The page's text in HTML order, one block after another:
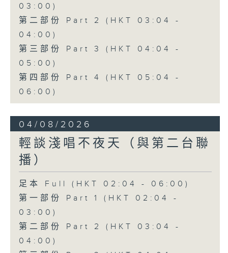
03:00)
第二部份 Part 2 (HKT 03:04 -
04:00)
第三部份 Part 3 (HKT 04:04 -
05:00)
第四部份 Part 4 (HKT 05:04 -
06:00)
04/08/2026
輕談淺唱不夜天（與第二台聯
播）
足本 Full (HKT 02:04 - 06:00)
第一部份 Part 1 (HKT 02:04 -
03:00)
第二部份 Part 2 (HKT 03:04 -
04:00)